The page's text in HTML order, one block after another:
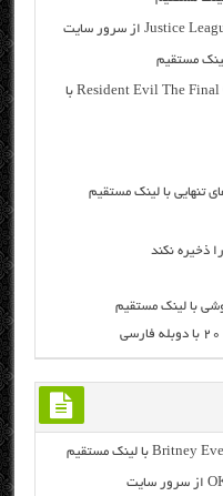
دانلود رایگان فیلم خارجی Resident Evil The Final Chapter 2017 با
تنهایی با لینک مستقیم
با لینک مستقیم